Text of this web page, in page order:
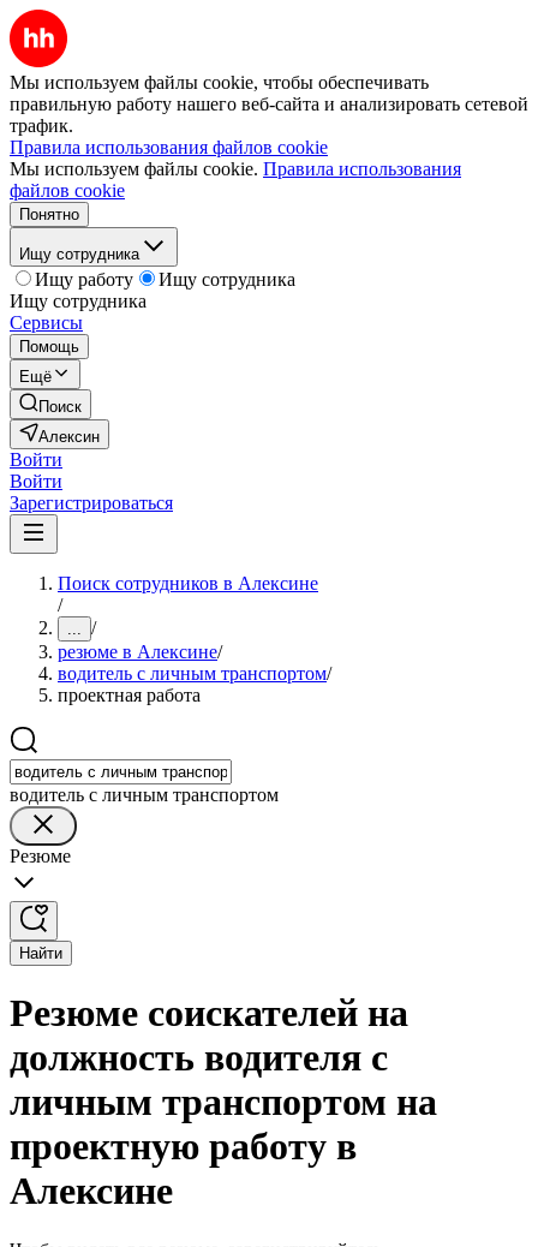
Мы используем файлы cookie, чтобы обеспечивать
правильную работу нашего веб-сайта и анализировать сетевой
трафик.
Правила использования файлов cookie
Мы используем файлы cookie. Правила использования
файлов cookie
Понятно
Ищу сотрудника
Ищу работу
Ищу сотрудника
Ищу сотрудника
Сервисы
Помощь
Ещё
Поиск
Алексин
Войти
Войти
Зарегистрироваться
Поиск сотрудников в Алексине
/
... /
резюме в Алексине/
водитель с личным транспортом/
проектная работа
водитель с личным транспортом
Резюме
Найти
Резюме соискателей на
должность водителя с
личным транспортом на
проектную работу в
Алексине